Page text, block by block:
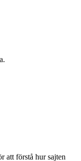
att förstå hur sajten